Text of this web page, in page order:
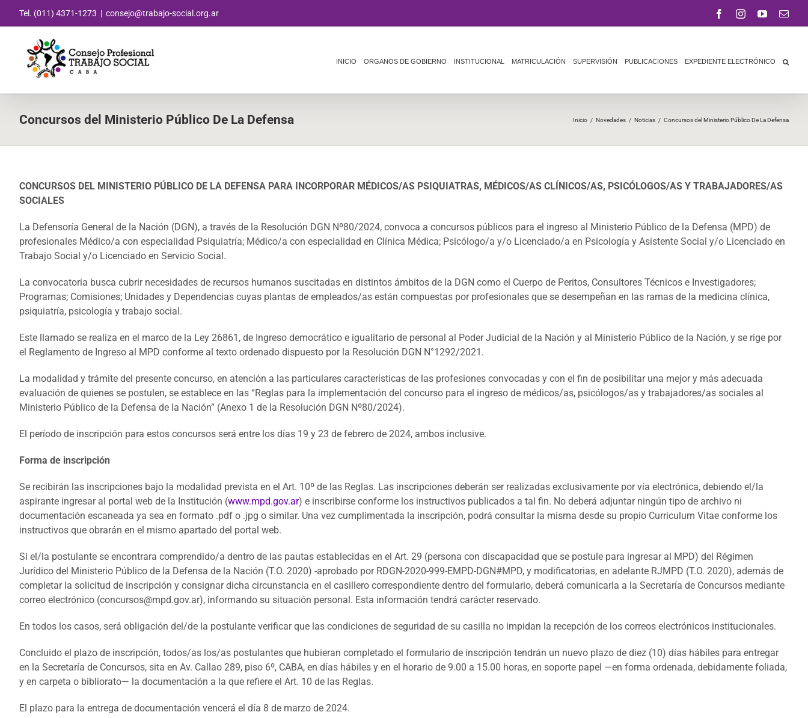
Tel. (011) 4371-1273 | consejo@trabajo-social.org.ar FacebookInstagramYouTube
INICIO ORGANOS DE GOBIERNO INSTITUCIONAL MATRICULACIÓN SUPERVISIÓN PUBLICACIONES EXPEDIENTE ELECTRÓNICO
Concursos del Ministerio Público De La Defensa Inicio / Novedades / Noticias / Concursos del Ministerio Público De La Defensa
CONCURSOS DEL MINISTERIO PÚBLICO DE LA DEFENSA PARA INCORPORAR MÉDICOS/AS PSIQUIATRAS, MÉDICOS/AS CLÍNICOS/AS, PSICÓLOGOS/AS Y TRABAJADORES/AS
SOCIALES
La Defensoría General de la Nación (DGN), a través de la Resolución DGN Nº80/2024, convoca a concursos públicos para el ingreso al Ministerio Público de la Defensa (MPD) de
profesionales Médico/a con especialidad Psiquiatría; Médico/a con especialidad en Clínica Médica; Psicólogo/a y/o Licenciado/a en Psicología y Asistente Social y/o Licenciado en
Trabajo Social y/o Licenciado en Servicio Social.
La convocatoria busca cubrir necesidades de recursos humanos suscitadas en distintos ámbitos de la DGN como el Cuerpo de Peritos, Consultores Técnicos e Investigadores;
Programas; Comisiones; Unidades y Dependencias cuyas plantas de empleados/as están compuestas por profesionales que se desempeñan en las ramas de la medicina clínica,
psiquiatría, psicología y trabajo social.
Este llamado se realiza en el marco de la Ley 26861, de Ingreso democrático e igualitario de personal al Poder Judicial de la Nación y al Ministerio Público de la Nación, y se rige por
el Reglamento de Ingreso al MPD conforme al texto ordenado dispuesto por la Resolución DGN N°1292/2021.
La modalidad y trámite del presente concurso, en atención a las particulares características de las profesiones convocadas y con el fin de posibilitar una mejor y más adecuada
evaluación de quienes se postulen, se establece en las “Reglas para la implementación del concurso para el ingreso de médicos/as, psicólogos/as y trabajadores/as sociales al
Ministerio Público de la Defensa de la Nación” (Anexo 1 de la Resolución DGN Nº80/2024).
El período de inscripción para estos concursos será entre los días 19 y 23 de febrero de 2024, ambos inclusive.
Forma de inscripción
Se recibirán las inscripciones bajo la modalidad prevista en el Art. 10º de las Reglas. Las inscripciones deberán ser realizadas exclusivamente por vía electrónica, debiendo el/la
aspirante ingresar al portal web de la Institución (www.mpd.gov.ar) e inscribirse conforme los instructivos publicados a tal fin. No deberá adjuntar ningún tipo de archivo ni
documentación escaneada ya sea en formato .pdf o .jpg o similar. Una vez cumplimentada la inscripción, podrá consultar la misma desde su propio Curriculum Vitae conforme los
instructivos que obrarán en el mismo apartado del portal web.
Si el/la postulante se encontrara comprendido/a dentro de las pautas establecidas en el Art. 29 (persona con discapacidad que se postule para ingresar al MPD) del Régimen
Jurídico del Ministerio Público de la Defensa de la Nación (T.O. 2020) -aprobado por RDGN-2020-999-EMPD-DGN#MPD, y modificatorias, en adelante RJMPD (T.O. 2020), además de
completar la solicitud de inscripción y consignar dicha circunstancia en el casillero correspondiente dentro del formulario, deberá comunicarla a la Secretaría de Concursos mediante
correo electrónico (concursos@mpd.gov.ar), informando su situación personal. Esta información tendrá carácter reservado.
En todos los casos, será obligación del/de la postulante verificar que las condiciones de seguridad de su casilla no impidan la recepción de los correos electrónicos institucionales.
Concluido el plazo de inscripción, todos/as los/as postulantes que hubieran completado el formulario de inscripción tendrán un nuevo plazo de diez (10) días hábiles para entregar
en la Secretaría de Concursos, sita en Av. Callao 289, piso 6º, CABA, en días hábiles y en el horario de 9.00 a 15.00 horas, en soporte papel —en forma ordenada, debidamente foliada,
y en carpeta o bibliorato— la documentación a la que refiere el Art. 10 de las Reglas.
El plazo para la entrega de documentación vencerá el día 8 de marzo de 2024.